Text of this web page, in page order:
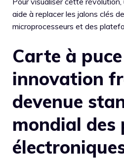
aide à replacer les jalons clés
microprocesseurs et des
Carte à
innovation
devenue
mondial des